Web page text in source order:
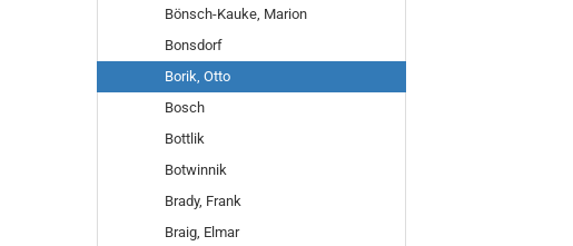
Bönsch-Kauke, Marion
Bonsdorf
Borik, Otto
Bosch
Bottlik
Botwinnik
Brady, Frank
Braig, Elmar